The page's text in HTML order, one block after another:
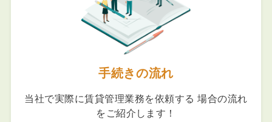
手続きの流れ
当社で実際に賃貸管理業務を依頼する 場合の流れ
をご紹介します！